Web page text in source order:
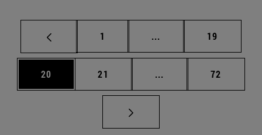
Página
1 ... Páginas intermedias
Página
19
Página
20 Página
21 ... Páginas intermedias
Página
72